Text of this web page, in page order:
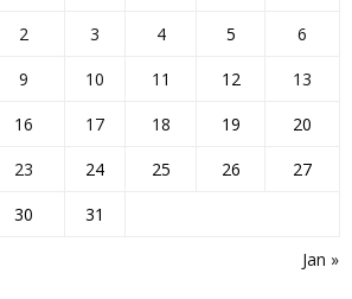
Jan »
2 3 4 5
6
9 10 11 12
13
16 17 18 19
20
23 24 25 26
27
30 31